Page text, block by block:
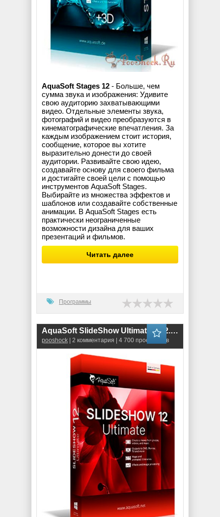
AquaSoft Stages 12 - Больше, чем
сумма звука и изображения: Удивите
свою аудиторию захватывающими
видео. Отдельные элементы звука,
фотографий и видео преобразуются в
кинематографические впечатления. За
каждым изображением стоит история,
сообщение, которое вы хотите
выразительно донести до своей
аудитории. Развивайте свою идею,
создавайте основу для своего фильма
и достигайте своей цели с помощью
инструментов AquaSoft Stages.
Выбирайте из множества эффектов и
шаблонов или создавайте собственные
анимации. В AquaSoft Stages есть
практически неограниченные
возможности дизайна для ваших
презентаций и фильмов.
Читать далее
Программы
AquaSoft SlideShow Ultimate 12.2.05
pooshock | 2 комментария | 4 700 просмотров